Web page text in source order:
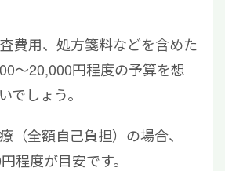
費用、処方箋料などを含めた
〜20,000円程度の予算を想
でしょう。
（全額自己負担）の場合、
程度が目安です。